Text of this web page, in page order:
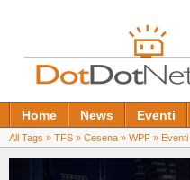
Home News Eventi
All Tags » TFS » Cesena » WPF » Eventi